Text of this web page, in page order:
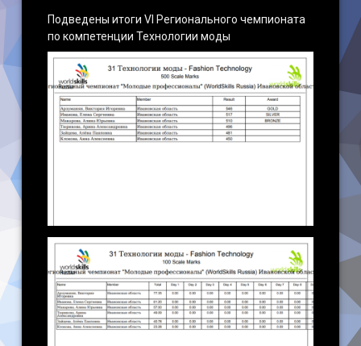
Подведены итоги VI Регионального чемпионата
по компетенции Технологии моды